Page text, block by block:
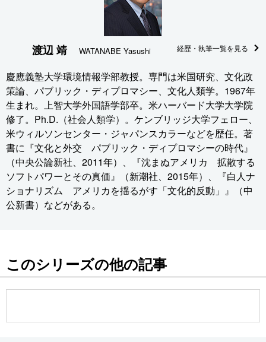
渡辺 靖 WATANABE Yasushi 経歴・執筆一覧を見る
慶應義塾大学環境情報学部教授。専門は米国研究、文化政
策論、パブリック・ディプロマシー、文化人類学。1967年
生まれ。上智大学外国語学部卒。米ハーバード大学大学院
修了。Ph.D.（社会人類学）。ケンブリッジ大学フェロー、
米ウィルソンセンター・ジャパンスカラーなどを歴任。著
書に『文化と外交 パブリック・ディプロマシーの時代』
（中央公論新社、2011年）、『沈まぬアメリカ 拡散する
ソフトパワーとその真価』（新潮社、2015年）、『白人ナ
ショナリズム アメリカを揺るがす「文化的反動」』（中
公新書）などがある。
このシリーズの他の記事